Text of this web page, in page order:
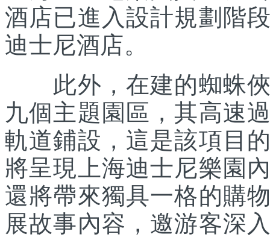
酒店已進入設計規劃階
迪士尼酒店。
此外，在建的蜘蛛俠
九個主題園區，其高速
軌道鋪設，這是該項目
將呈現上海迪士尼樂園
還將帶來獨具一格的購
展故事內容，邀游客深